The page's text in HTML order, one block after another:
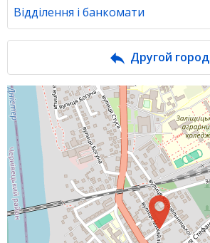
Відділення і банкомати
Відгуки
Депозити юр. осіб
Кредити для бізнеса
Інтернет-банкінг
Другой город